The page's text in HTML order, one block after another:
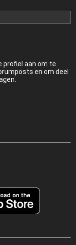
profiel aan om te
en om deel